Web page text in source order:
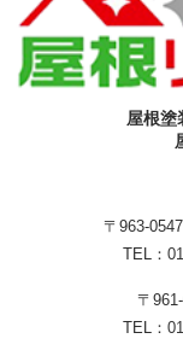
屋根塗
〒963-
TEL：
〒
TEL：